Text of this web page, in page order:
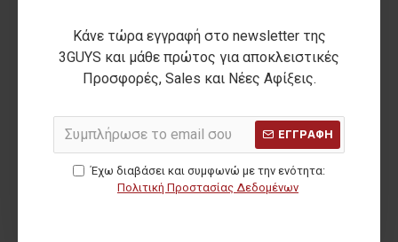
Κάνε τώρα εγγραφή στο newsletter της
3GUYS και μάθε πρώτος για αποκλειστικές
Προσφορές, Sales και Νέες Αφίξεις.
ΕΓΓΡΑΦΗ
Έχω διαβάσει και συμφωνώ με την ενότητα:
Πολιτική Προστασίας Δεδομένων
ΔΩΡΕΑΝ ΜΕΤΑΦΟΡΙΚΑ
Για όλο τον Αύγουστο
ΧΡΕΙΑΖΕΣΑΙ ΒΟΗΘΕΙΑ;
Κάλεσέ μας στο
210 2846440